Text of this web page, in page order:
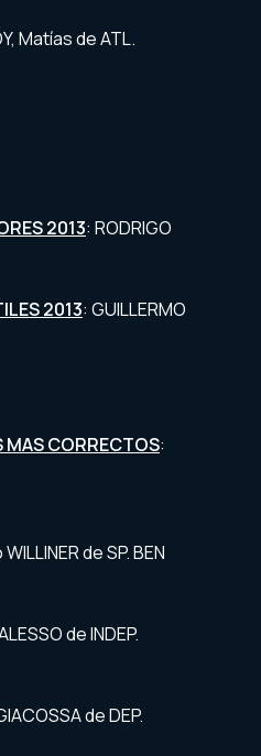
Matías de ATL.
2013: RODRIGO
2013: GUILLERMO
MAS CORRECTOS:
de SP. BEN
de INDEP.
de DEP.